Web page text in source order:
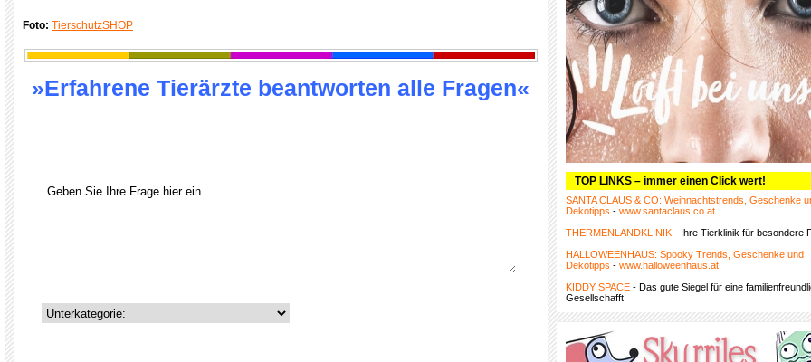
Foto: TierschutzSHOP
»Erfahrene Tierärzte beantworten alle Fragen«
TOP LINKS – immer einen Click wert!
SANTA CLAUS & CO: Weihnachtstrends, Geschenke
Dekotipps - www.santaclaus.co.at
THERMENLANDKLINIK - Ihre Tierklinik für besondere
HALLOWEENHAUS: Spooky Trends, Geschenke und
Dekotipps - www.halloweenhaus.at
KIDDY SPACE - Das gute Siegel für eine
Gesellschafft.